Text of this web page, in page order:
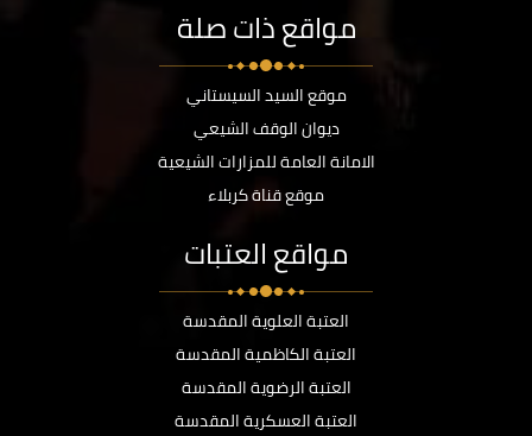
مواقع ذات صلة
موقع السيد السيستاني
ديوان الوقف الشيعي
الامانة العامة للمزارات الشيعية
موقع قناة كربلاء
مواقع العتبات
العتبة العلوية المقدسة
العتبة الكاظمية المقدسة
العتبة الرضوية المقدسة
العتبة العسكرية المقدسة